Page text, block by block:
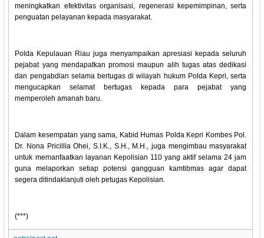
meningkatkan efektivitas organisasi, regenerasi kepemimpinan, serta
penguatan pelayanan kepada masyarakat.
Polda Kepulauan Riau juga menyampaikan apresiasi kepada seluruh
pejabat yang mendapatkan promosi maupun alih tugas atas dedikasi
dan pengabdian selama bertugas di wilayah hukum Polda Kepri, serta
mengucapkan selamat bertugas kepada para pejabat yang
memperoleh amanah baru.
Dalam kesempatan yang sama, Kabid Humas Polda Kepri Kombes Pol.
Dr. Nona Pricillia Ohei, S.I.K., S.H., M.H., juga mengimbau masyarakat
untuk memanfaatkan layanan Kepolisian 110 yang aktif selama 24 jam
guna melaporkan setiap potensi gangguan kamtibmas agar dapat
segera ditindaklanjuti oleh petugas Kepolisian.
(***)